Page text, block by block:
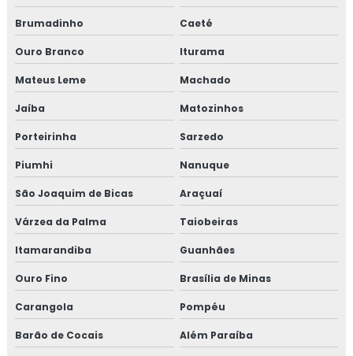
Brumadinho Caeté
Ouro Branco Iturama
Mateus Leme Machado
Jaíba Matozinhos
Porteirinha Sarzedo
Piumhi Nanuque
São Joaquim de Bicas Araçuaí
Várzea da Palma Taiobeiras
Itamarandiba Guanhães
Ouro Fino Brasília de Minas
Carangola Pompéu
Barão de Cocais Além Paraíba